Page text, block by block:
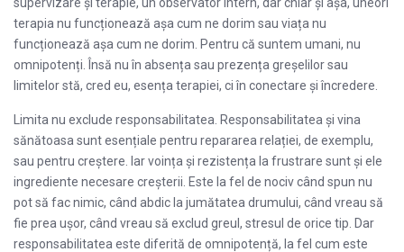
terapia nu funcționează așa cum ne dorim sau viața nu
funcționează așa cum ne dorim. Pentru că suntem umani, nu
omnipotenți. Însă nu în absența sau prezența greșelilor sau
limitelor stă, cred eu, esența terapiei, ci în conectare și încredere.
Limita nu exclude responsabilitatea. Responsabilitatea și vina
sănătoasa sunt esențiale pentru repararea relației, de exemplu,
sau pentru creștere. Iar voința și rezistența la frustrare sunt și ele
ingrediente necesare creșterii. Este la fel de nociv când spun nu
pot să fac nimic, când abdic la jumătatea drumului, când vreau să
fie prea ușor, când vreau să exclud greul, stresul de orice tip. Dar
responsabilitatea este diferită de omnipotență, la fel cum este